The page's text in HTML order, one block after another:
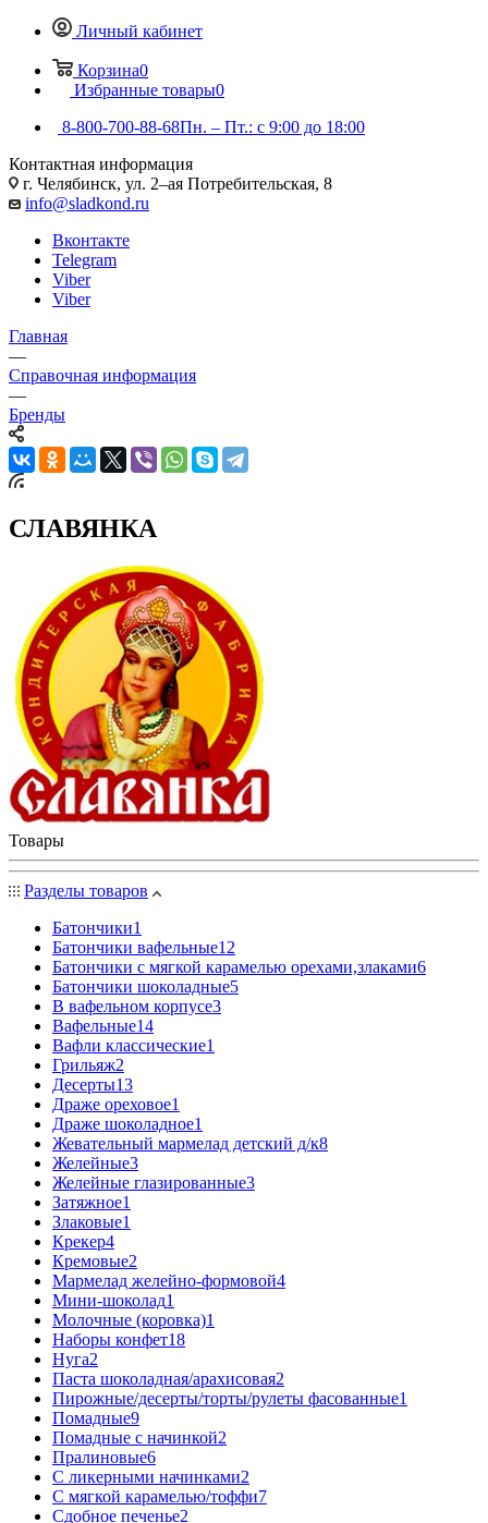
Личный кабинет
Корзина0
Избранные товары0
8-800-700-88-68Пн. – Пт.: с 9:00 до 18:00
Контактная информация
г. Челябинск, ул. 2–ая Потребительская, 8
info@sladkond.ru
Вконтакте
Telegram
Viber
Viber
Главная
—
Справочная информация
—
Бренды
СЛАВЯНКА
Товары
Разделы товаров
Батончики1
Батончики вафельные12
Батончики с мягкой карамелью орехами,злаками6
Батончики шоколадные5
В вафельном корпусе3
Вафельные14
Вафли классические1
Грильяж2
Десерты13
Драже ореховое1
Драже шоколадное1
Жевательный мармелад детский д/к8
Желейные3
Желейные глазированные3
Затяжное1
Злаковые1
Крекер4
Кремовые2
Мармелад желейно-формовой4
Мини-шоколад1
Молочные (коровка)1
Наборы конфет18
Нуга2
Паста шоколадная/арахисовая2
Пирожные/десерты/торты/рулеты фасованные1
Помадные9
Помадные с начинкой2
Пралиновые6
С ликерными начинками2
С мягкой карамелью/тоффи7
Сдобное печенье2